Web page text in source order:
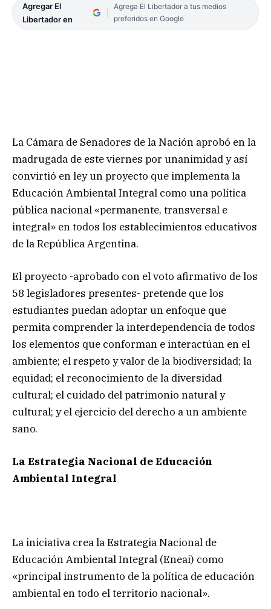
Agregar El
Libertador en
Agrega El Libertador a tus medios
preferidos en Google
La Cámara de Senadores de la Nación aprobó en la
madrugada de este viernes por unanimidad y así
convirtió en ley un proyecto que implementa la
Educación Ambiental Integral como una política
pública nacional «permanente, transversal e
integral» en todos los establecimientos educativos
de la República Argentina.
El proyecto -aprobado con el voto afirmativo de los
58 legisladores presentes- pretende que los
estudiantes puedan adoptar un enfoque que
permita comprender la interdependencia de todos
los elementos que conforman e interactúan en el
ambiente; el respeto y valor de la biodiversidad; la
equidad; el reconocimiento de la diversidad
cultural; el cuidado del patrimonio natural y
cultural; y el ejercicio del derecho a un ambiente
sano.
La Estrategia Nacional de Educación
Ambiental Integral
La iniciativa crea la Estrategia Nacional de
Educación Ambiental Integral (Eneai) como
«principal instrumento de la política de educación
ambiental en todo el territorio nacional».